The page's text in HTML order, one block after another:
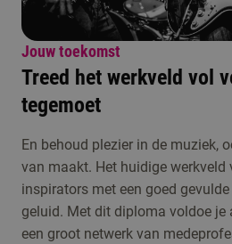
Jouw toekomst
Treed het werkveld vol
tegemoet
En behoud plezier in de muziek,
van maakt. Het huidige
inspirators met een goed
geluid. Met dit diploma voldoe je
een groot netwerk van